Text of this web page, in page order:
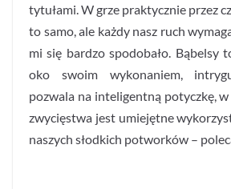
tytułami. W grze praktycznie przez
to samo, ale każdy nasz ruch
mi się bardzo spodobało. Bąbelsy
oko swoim wykonaniem,
pozwala na inteligentną potyczkę,
zwycięstwa jest umiejętne
naszych słodkich potworków –